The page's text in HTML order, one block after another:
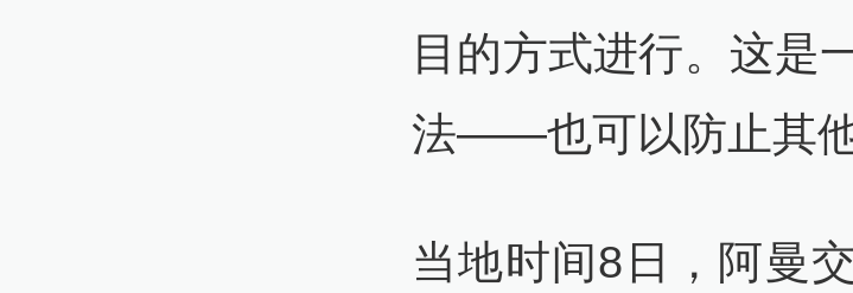
目的方式进行。这是
法——也可以防止其
当地时间8日，阿曼